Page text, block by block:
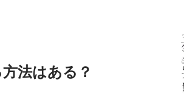
法はある？